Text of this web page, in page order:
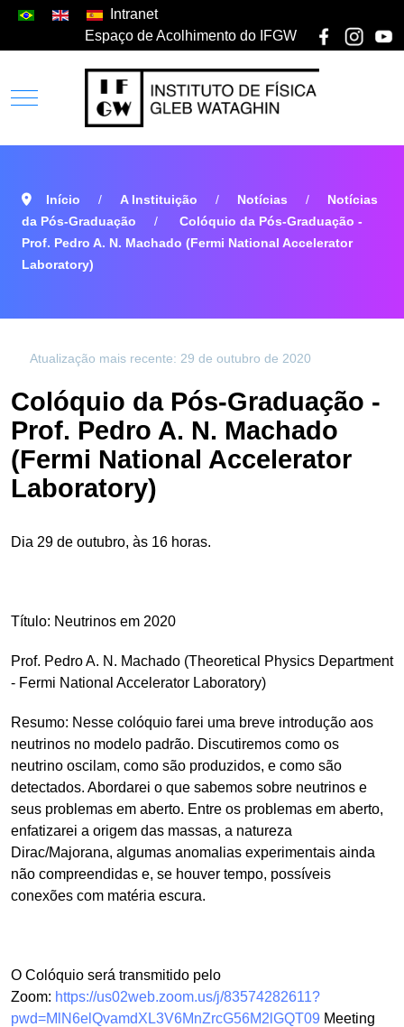
Intranet
Espaço de Acolhimento do IFGW
Início A Instituição Notícias
Notícias
da Pós-Graduação
Colóquio da Pós-Graduação -
Prof. Pedro A. N. Machado (Fermi National Accelerator
Laboratory)
Atualização mais recente: 29 de outubro de 2020
Colóquio da Pós-Graduação -
Prof. Pedro A. N. Machado
(Fermi National Accelerator
Laboratory)
Dia 29 de outubro, às 16 horas.
Título: Neutrinos em 2020
Prof. Pedro A. N. Machado (Theoretical Physics Department
- Fermi National Accelerator Laboratory)
Resumo: Nesse colóquio farei uma breve introdução aos
neutrinos no modelo padrão. Discutiremos como os
neutrino oscilam, como são produzidos, e como são
detectados. Abordarei o que sabemos sobre neutrinos e
seus problemas em aberto. Entre os problemas em aberto,
enfatizarei a origem das massas, a natureza
Dirac/Majorana, algumas anomalias experimentais ainda
não compreendidas e, se houver tempo, possíveis
conexões com matéria escura.
O Colóquio será transmitido pelo
Zoom: https://us02web.zoom.us/j/83574282611?
pwd=MlN6elQvamdXL3V6MnZrcG56M2lGQT09 Meeting